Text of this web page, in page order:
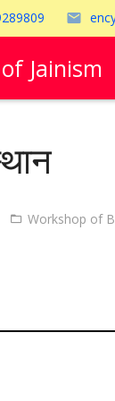
Jainism
Workshop of